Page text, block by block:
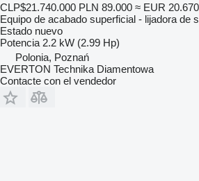
CLP$21.740.000 PLN 89.000 ≈ EUR 20.670
Equipo de acabado superficial - lijadora de
Estado nuevo
Potencia 2.2 kW (2.99 Hp)
Polonia, Poznań
EVERTON Technika Diamentowa
Contacte con el vendedor